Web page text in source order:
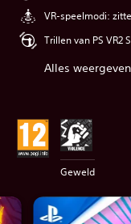
VR-speelmodi:
Trillen van PS VR2
Alles weergeven
Geweld